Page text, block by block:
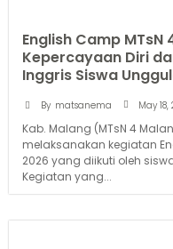
English Camp
Kepercayaan Diri
Inggris Siswa
By matsanema May
Kab. Malang (MTsN 4
melaksanakan kegiatan
2026 yang diikuti oleh
Kegiatan yang...